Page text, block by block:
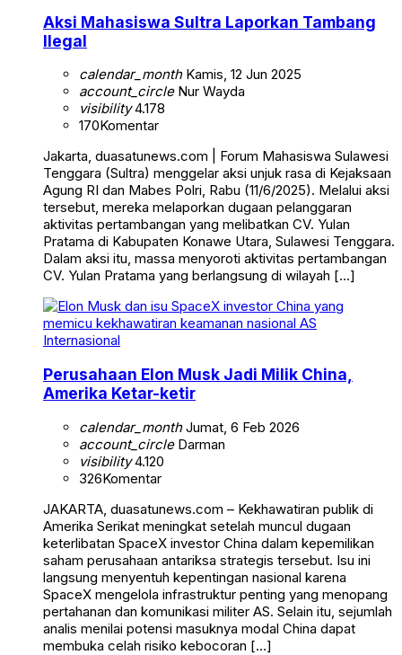
Aksi Mahasiswa Sultra Laporkan Tambang
Ilegal
calendar_monthKamis, 12 Jun 2025
account_circleNur Wayda
visibility4.178
170Komentar
Jakarta, duasatunews.com | Forum Mahasiswa Sulawesi
Tenggara (Sultra) menggelar aksi unjuk rasa di Kejaksaan
Agung RI dan Mabes Polri, Rabu (11/6/2025). Melalui aksi
tersebut, mereka melaporkan dugaan pelanggaran
aktivitas pertambangan yang melibatkan CV. Yulan
Pratama di Kabupaten Konawe Utara, Sulawesi Tenggara.
Dalam aksi itu, massa menyoroti aktivitas pertambangan
CV. Yulan Pratama yang berlangsung di wilayah […]
Internasional
Perusahaan Elon Musk Jadi Milik China,
Amerika Ketar-ketir
calendar_monthJumat, 6 Feb 2026
account_circleDarman
visibility4.120
326Komentar
JAKARTA, duasatunews.com – Kekhawatiran publik di
Amerika Serikat meningkat setelah muncul dugaan
keterlibatan SpaceX investor China dalam kepemilikan
saham perusahaan antariksa strategis tersebut. Isu ini
langsung menyentuh kepentingan nasional karena
SpaceX mengelola infrastruktur penting yang menopang
pertahanan dan komunikasi militer AS. Selain itu, sejumlah
analis menilai potensi masuknya modal China dapat
membuka celah risiko kebocoran […]